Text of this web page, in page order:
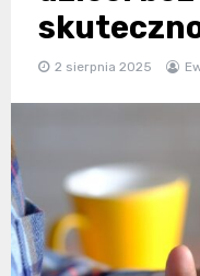
2 sierpnia 2025